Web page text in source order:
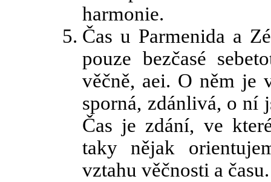
harmonie.
Čas u Parmenida a
pouze bezčasé
věčně, aei. O něm je
sporná, zdánlivá, o ní
Čas je zdání, ve
taky nějak
vztahu věčnosti a času.